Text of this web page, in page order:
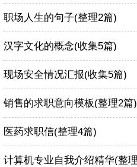
职场人生的句子(整理2篇)
汉字文化的概念(收集5篇)
现场安全情况汇报(收集5篇)
销售的求职意向模板(整理2篇)
医药求职信(整理4篇)
计算机专业自我介绍精华(整